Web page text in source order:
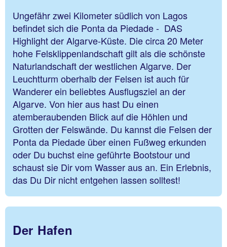
Ungefähr zwei Kilometer südlich von Lagos
befindet sich die Ponta da Piedade - DAS
Highlight der Algarve-Küste. Die circa 20 Meter
hohe Felsklippenlandschaft gilt als die schönste
Naturlandschaft der westlichen Algarve. Der
Leuchtturm oberhalb der Felsen ist auch für
Wanderer ein beliebtes Ausflugsziel an der
Algarve. Von hier aus hast Du einen
atemberaubenden Blick auf die Höhlen und
Grotten der Felswände. Du kannst die Felsen der
Ponta da Piedade über einen Fußweg erkunden
oder Du buchst eine geführte Bootstour und
schaust sie Dir vom Wasser aus an. Ein Erlebnis,
das Du Dir nicht entgehen lassen solltest!
Der Hafen